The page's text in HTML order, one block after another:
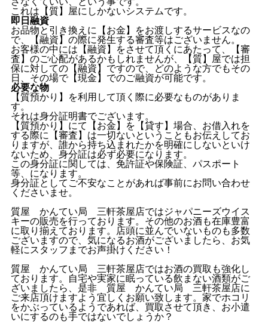
これは【質】屋にしかないシステムです。
即日融資
お品物と引き換えに【お金】をお渡しするサービスなの
で、【融資】の際に発生する審査等はございません。
お客様の中には【融資】をさせて頂くにあたって、【審
査】のご心配があるかもしれませんが、【質】屋では担
保に対しての【融資】ですので、どのような方でもその
日、その場で【現金】でのご融資が可能です。
必要な物
【質預かり】を利用して頂く際に必要なものがありま
す。
それは身分証明書でございます。
【質預かり】にて【お金】を【貸す】場合、お借入れを
する際に【審査】は一切ないということもお伝えしてお
りますが、誰から持ち込まれたかを明確にしないといけ
ないため、身分証は必ず必要になります。
この身分証に関しては、免許証や保険証、パスポート
等、になります。
身分証としてご不安なことがあれば事前にお問い合わせ
くださいませ。
質屋 かんてい局 三軒茶屋店ではジャパニーズウイス
キーの販売を行っております。その他のお酒も在庫豊富
に取り揃えております。店頭に並んでいないものも多数
ございますので、気になるお酒がございましたら、お気
軽にスタッフまでお声掛けください！
質屋 かんてい局 三軒茶屋店ではお酒の買取も強化し
ております。自宅や実家に眠っている飲まない酒類がご
ざいましたら、是非 質屋 かんてい局 三軒茶屋店に
ご来店頂けますよう宜しくお願い致します。家でホコリ
をかぶっているようであれば、買取させて頂き、お小遣
いにするのも手ではないでしょうか？